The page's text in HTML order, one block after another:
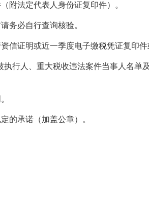
附法定代表人身份证复印件）。
务必自行查询核验。
信证明或近一季度电子缴税凭证复印
执行人、重大税收违法案件当事人名单
的承诺（加盖公章）。